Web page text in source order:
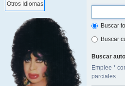
Otros Idiomas
Buscar
Buscar
Buscar
Emplee *
parciales.